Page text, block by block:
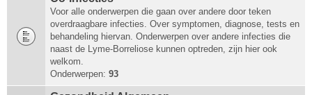
Voor alle onderwerpen die gaan over andere door teken
overdraagbare infecties. Over symptomen, diagnose, tests en
behandeling hiervan. Onderwerpen over andere infecties die
naast de Lyme-Borreliose kunnen optreden, zijn hier ook
welkom.
Onderwerpen: 93